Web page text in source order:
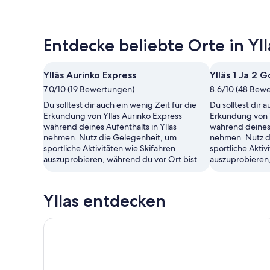
Entdecke beliebte Orte in
Ylläs Aurinko Express
7.0/10 (19 Bewertungen)
Du solltest dir auch ein wenig Zeit für die
Erkundung von Ylläs Aurinko Express
während deines Aufenthalts in Yllas
nehmen. Nutz die Gelegenheit, um
sportliche Aktivitäten wie Skifahren
auszuprobieren, während du vor Ort bist.
Ylläs 1 Ja 2
8.6/10 (48
Du solltest dir
Erkundung von
während
nehmen. Nutz
sportliche
Yllas entdecken
Rentiergeweihwerkstatt